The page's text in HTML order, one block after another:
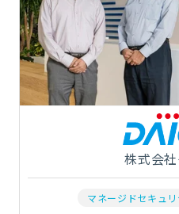
株式会
マネージドセキュ